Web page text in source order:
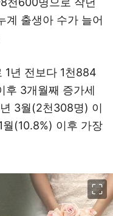
계 출생아 수가 늘어
년 전보다 1천884
후 3개월째 증가세
3월(2천308명) 이
월(10.8%) 이후 가장